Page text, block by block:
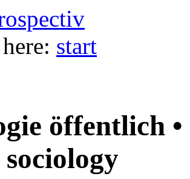
start
öffentlich